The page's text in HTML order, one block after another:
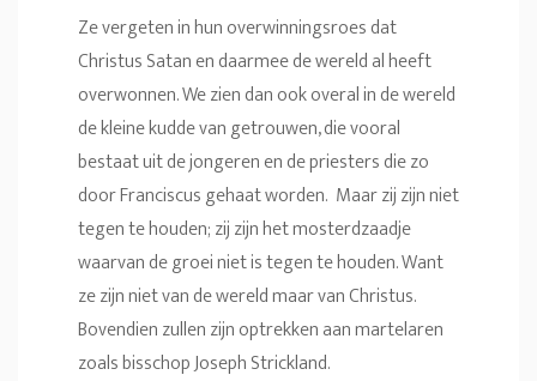
Ze vergeten in hun overwinningsroes dat
Christus Satan en daarmee de wereld al heeft
overwonnen. We zien dan ook overal in de wereld
de kleine kudde van getrouwen, die vooral
bestaat uit de jongeren en de priesters die zo
door Franciscus gehaat worden. Maar zij zijn niet
tegen te houden; zij zijn het mosterdzaadje
waarvan de groei niet is tegen te houden. Want
ze zijn niet van de wereld maar van Christus.
Bovendien zullen zijn optrekken aan martelaren
zoals bisschop Joseph Strickland.